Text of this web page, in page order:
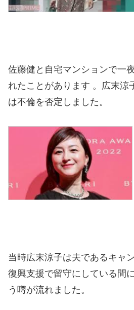
佐藤健と自宅マンションで一
れたことがあります 。広末涼
は不倫を否定しました。
当時広末涼子は夫であるキャ
復興支援で留守にしている間
う噂が流れました。